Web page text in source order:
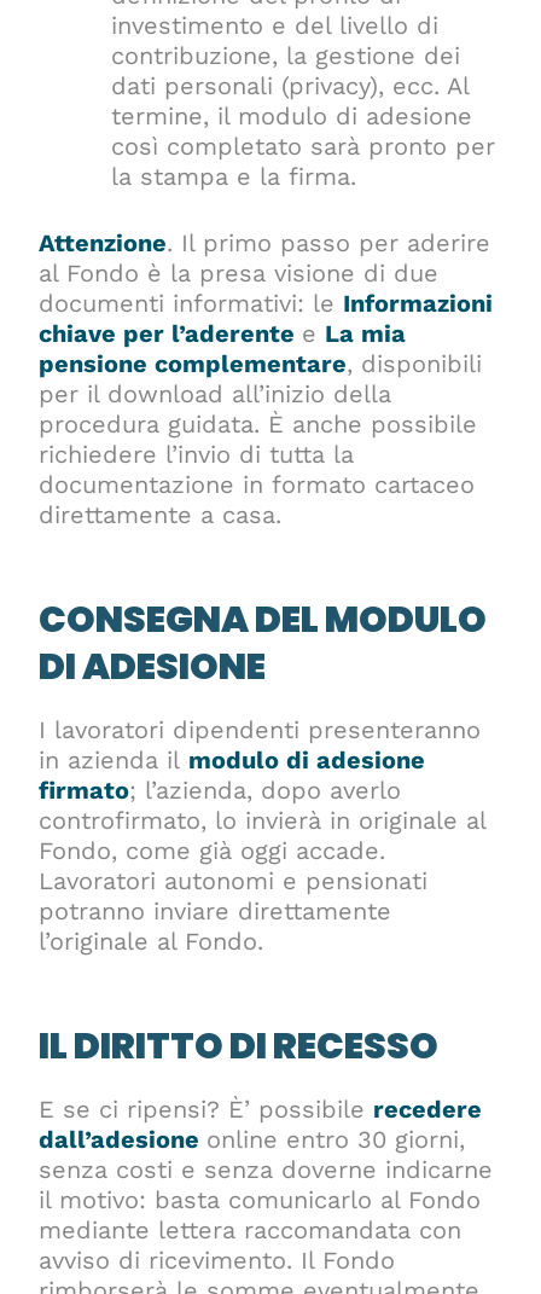
investimento e del livello di
contribuzione, la gestione dei
dati personali (privacy), ecc. Al
termine, il modulo di adesione
così completato sarà pronto per
la stampa e la firma.
Attenzione. Il primo passo per aderire
al Fondo è la presa visione di due
documenti informativi: le Informazioni
chiave per l’aderente e La mia
pensione complementare, disponibili
per il download all’inizio della
procedura guidata. È anche possibile
richiedere l’invio di tutta la
documentazione in formato cartaceo
direttamente a casa.
CONSEGNA DEL MODULO
DI ADESIONE
I lavoratori dipendenti presenteranno
in azienda il modulo di adesione
firmato; l’azienda, dopo averlo
controfirmato, lo invierà in originale al
Fondo, come già oggi accade.
Lavoratori autonomi e pensionati
potranno inviare direttamente
l’originale al Fondo.
IL DIRITTO DI RECESSO
E se ci ripensi? È’ possibile recedere
dall’adesione online entro 30 giorni,
senza costi e senza doverne indicarne
il motivo: basta comunicarlo al Fondo
mediante lettera raccomandata con
avviso di ricevimento. Il Fondo